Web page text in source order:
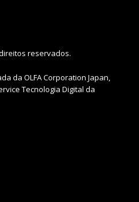
reservados.
da OLFA Corporation Japan,
Tecnologia Digital da